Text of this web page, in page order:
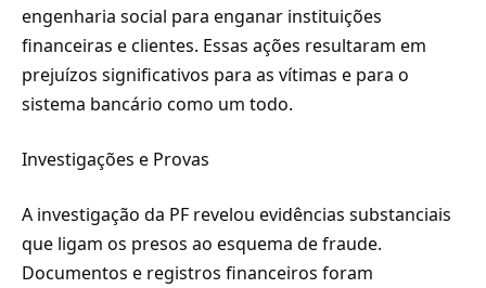
engenharia social para enganar instituições
financeiras e clientes. Essas ações resultaram em
prejuízos significativos para as vítimas e para o
sistema bancário como um todo.
Investigações e Provas
A investigação da PF revelou evidências substanciais
que ligam os presos ao esquema de fraude.
Documentos e registros financeiros foram